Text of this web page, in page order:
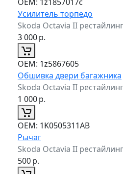
Усилитель торпедо
Skoda Octavia II
3 000р.
ОЕМ: 1z5867605
Обшивка двери багажника
Skoda Octavia II
1 000р.
ОЕМ: 1K0505311AB
Рычаг
Skoda Octavia II
500р.